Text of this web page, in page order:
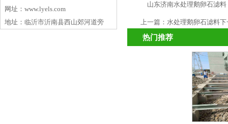
网址：www.lyels.com
地址：临沂市沂南县西山郊河道旁
山东济南水处理鹅卵石滤料
上一篇： 水处理鹅卵石滤料下
热门推荐